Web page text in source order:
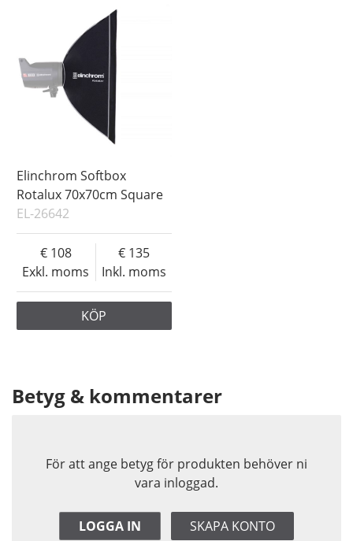
Elinchrom Softbox
Rotalux 70x70cm Square
EL-26642
Exkl. moms
108
Inkl. moms
135
KÖP
Betyg & kommentarer
För att ange betyg för produkten behöver ni
vara inloggad.
LOGGA IN SKAPA KONTO